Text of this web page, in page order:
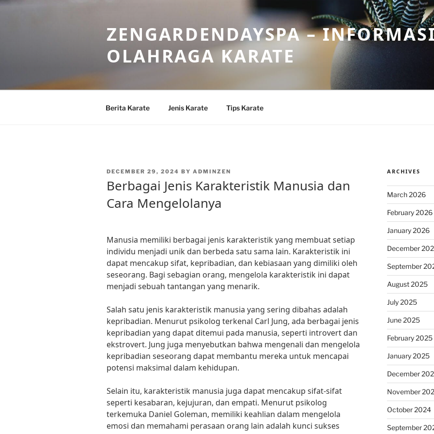
Skip
ZENGARDENDAYSPA –
OLAHRAGA KARATE
Berita Karate Jenis Karate Tips Karate
POSTED
DECEMBER 29, 2024 BY ADMINZEN
Berbagai Jenis Karakteristik Manusia dan
Cara Mengelolanya
Manusia memiliki berbagai jenis karakteristik yang membuat setiap
individu menjadi unik dan berbeda satu sama lain. Karakteristik ini
dapat mencakup sifat, kepribadian, dan kebiasaan yang dimiliki oleh
seseorang. Bagi sebagian orang, mengelola karakteristik ini dapat
menjadi sebuah tantangan yang menarik.
Salah satu jenis karakteristik manusia yang sering dibahas adalah
kepribadian. Menurut psikolog terkenal Carl Jung, ada berbagai jenis
kepribadian yang dapat ditemui pada manusia, seperti introvert dan
ekstrovert. Jung juga menyebutkan bahwa mengenali dan mengelola
kepribadian seseorang dapat membantu mereka untuk mencapai
potensi maksimal dalam kehidupan.
Selain itu, karakteristik manusia juga dapat mencakup sifat-sifat
seperti kesabaran, kejujuran, dan empati. Menurut psikolog
terkemuka Daniel Goleman, memiliki keahlian dalam mengelola
emosi dan memahami perasaan orang lain adalah kunci sukses
ARCHIVES
March 2026
February 2026
January 2026
December
September
August 2025
July 2025
June 2025
February 2025
January 2025
December
November
October 2024
September